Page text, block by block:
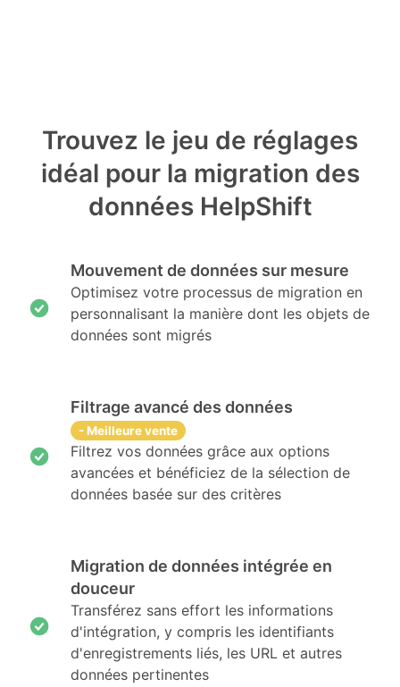
Trouvez le jeu de réglages
idéal pour la migration des
données HelpShift
Mouvement de données sur mesure
Optimisez votre processus de migration en
personnalisant la manière dont les objets de
données sont migrés
Filtrage avancé des données
- Meilleure vente
Filtrez vos données grâce aux options
avancées et bénéficiez de la sélection de
données basée sur des critères
Migration de données intégrée en
douceur
Transférez sans effort les informations
d'intégration, y compris les identifiants
d'enregistrements liés, les URL et autres
données pertinentes